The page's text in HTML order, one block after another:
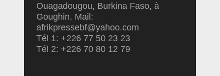
Ouagadougou, Burkina Faso, à
Goughin, Mail:
afrikpressebf@yahoo.com
Tél 1: +226 77 50 23 23
Tél 2: +226 70 80 12 79